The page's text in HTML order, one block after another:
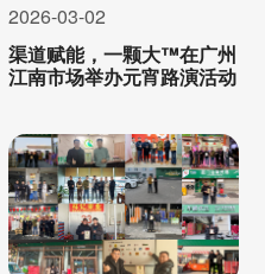
2026-03-02
渠道赋能，一颗大™在广州
江南市场举办元宵路演活动